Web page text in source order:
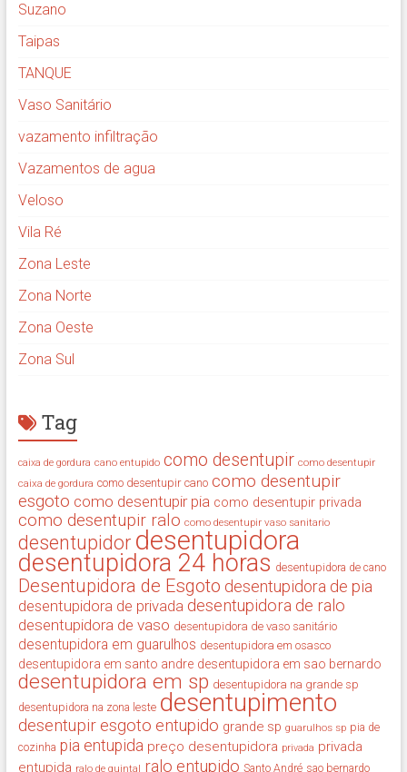
Suzano
Taipas
TANQUE
Vaso Sanitário
vazamento infiltração
Vazamentos de agua
Veloso
Vila Ré
Zona Leste
Zona Norte
Zona Oeste
Zona Sul
Tag
caixa de gordura cano entupido como desentupir como desentupir
caixa de gordura como desentupir cano como desentupir
esgoto como desentupir pia como desentupir privada
como desentupir ralo como desentupir vaso sanitario
desentupidor desentupidora
desentupidora 24 horas desentupidora de cano
Desentupidora de Esgoto desentupidora de pia
desentupidora de privada desentupidora de ralo
desentupidora de vaso desentupidora de vaso sanitário
desentupidora em guarulhos desentupidora em osasco
desentupidora em santo andre desentupidora em sao bernardo
desentupidora em sp desentupidora na grande sp
desentupidora na zona leste desentupimento
desentupir esgoto entupido grande sp guarulhos sp pia de
cozinha pia entupida preço desentupidora privada privada
entupida ralo de quintal ralo entupido Santo André sao bernardo